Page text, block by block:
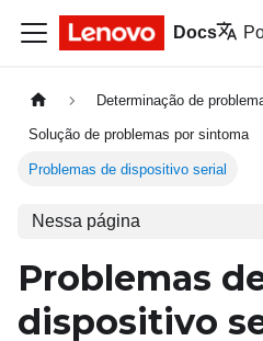
Docs
Determinação de
Solução de problemas por sintoma
Problemas de dispositivo serial
Nessa página
Problemas
dispositivo